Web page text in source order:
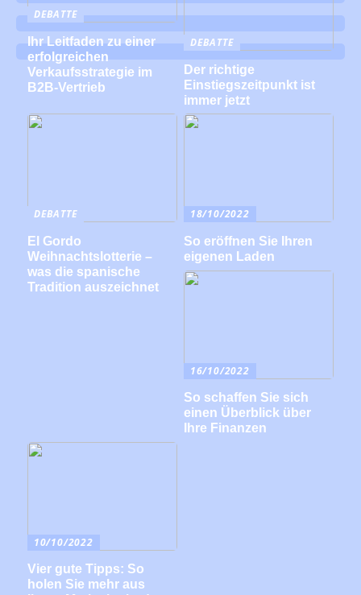
DEBATTE
Ihr Leitfaden zu einer
erfolgreichen
Verkaufsstrategie im
B2B-Vertrieb
DEBATTE
Der richtige
Einstiegszeitpunkt ist
immer jetzt
DEBATTE
El Gordo
Weihnachtslotterie –
was die spanische
Tradition auszeichnet
18/10/2022
So eröffnen Sie Ihren
eigenen Laden
16/10/2022
So schaffen Sie sich
einen Überblick über
Ihre Finanzen
10/10/2022
Vier gute Tipps: So
holen Sie mehr aus